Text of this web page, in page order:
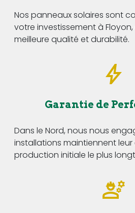
Nos panneaux solaires sont
votre investissement à
meilleure qualité et durabilité.
Garantie de
Dans le Nord, nous nous
installations maintiennent
production initiale le plus